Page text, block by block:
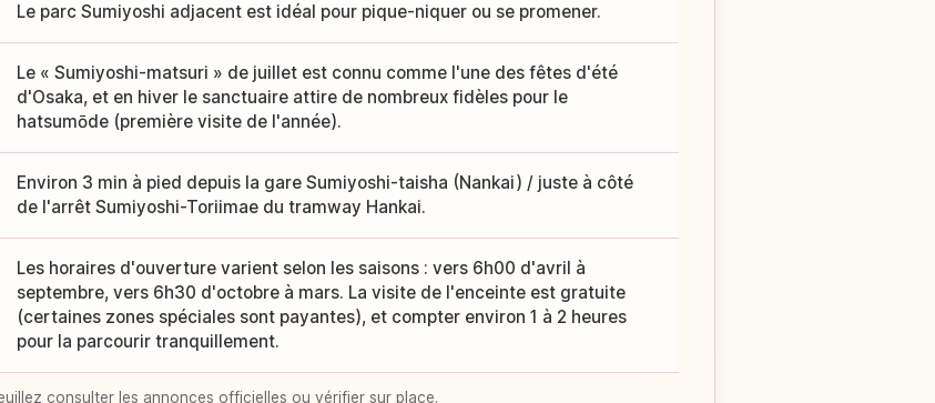
Le parc Sumiyoshi adjacent est idéal pour pique-niquer ou se promener.
Le « Sumiyoshi-matsuri » de juillet est connu comme l'une des fêtes d'été
d'Osaka, et en hiver le sanctuaire attire de nombreux fidèles pour le
hatsumōde (première visite de l'année).
Environ 3 min à pied depuis la gare Sumiyoshi-taisha (Nankai) / juste à côté
de l'arrêt Sumiyoshi-Toriimae du tramway Hankai.
Les horaires d'ouverture varient selon les saisons : vers 6h00 d'avril à
septembre, vers 6h30 d'octobre à mars. La visite de l'enceinte est gratuite
(certaines zones spéciales sont payantes), et compter environ 1 à 2 heures
pour la parcourir tranquillement.
consulter les annonces officielles ou vérifier sur place.